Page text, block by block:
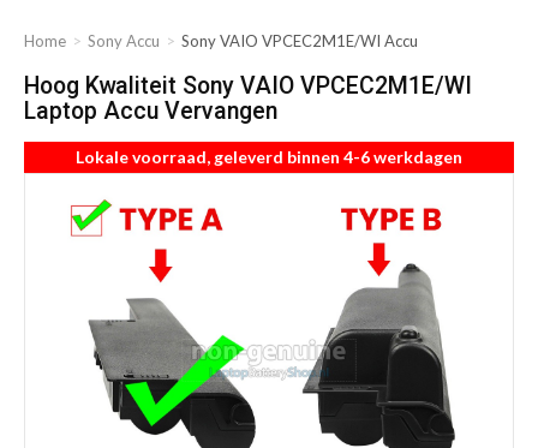
Home Sony Accu Sony VAIO VPCEC2M1E/WI Accu
Hoog Kwaliteit Sony VAIO VPCEC2M1E/WI
Laptop Accu Vervangen
Lokale voorraad, geleverd binnen 4-6 werkdagen